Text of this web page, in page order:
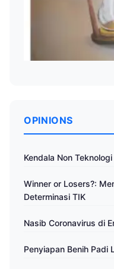
OPINIONS
Kendala Non
Winner or Losers?:
Determinasi TIK
Nasib Coronavirus di
Penyiapan Benih Padi